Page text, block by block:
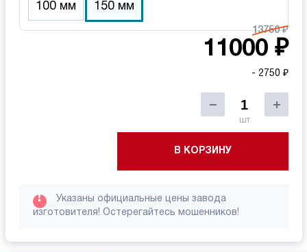
100 мм 150 мм
13750 ₽
11000 ₽
- 2750 ₽
шт
В КОРЗИНУ
!
Указаны официальные цены завода
изготовителя! Остерегайтесь мошенников!